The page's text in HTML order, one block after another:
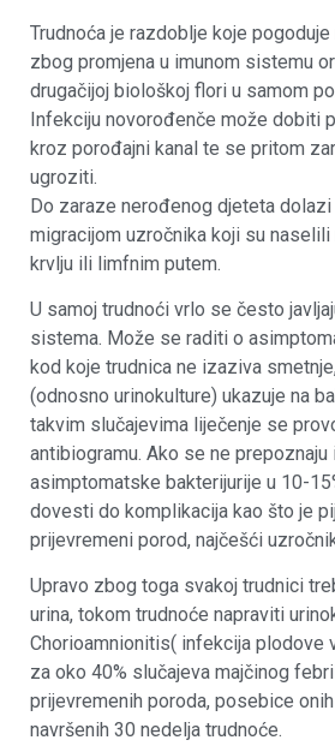
Trudnoća je razdoblje koje
zbog promjena u imunom sistemu
drugačijoj biološkoj flori u samom
Infekciju novorođenče može dobiti
kroz porođajni kanal te se pritom
ugroziti.
Do zaraze nerođenog djeteta
migracijom uzročnika koji su naselili
krvlju ili limfnim putem.
U samoj trudnoći vrlo se često
sistema. Može se raditi o
kod koje trudnica ne izaziva
(odnosno urinokulture) ukazuje na
takvim slučajevima liječenje se
antibiogramu. Ako se ne prepoznaju
asimptomatske bakterijurije u 10-
dovesti do komplikacija kao što je
prijevremeni porod, najčešći
Upravo zbog toga svakoj trudnici
urina, tokom trudnoće napraviti
Chorioamnionitis( infekcija plodove
za oko 40% slučajeva majčinog
prijevremenih poroda, posebice
navršenih 30 nedelja trudnoće.